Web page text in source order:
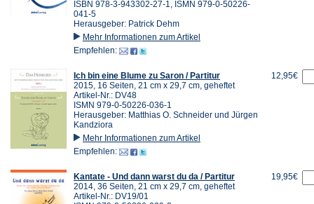
ISBN 978-3-943302-27-1, ISMN 979-0-50226-
041-5
Herausgeber: Patrick Dehm
Mehr Informationen zum Artikel
Empfehlen:
Ich bin eine Blume zu Saron / Partitur
2015, 16 Seiten, 21 cm x 29,7 cm, geheftet
Artikel-Nr.: DV48
ISMN 979-0-50226-036-1
Herausgeber: Matthias O. Schneider und Jürgen
Kandziora
Mehr Informationen zum Artikel
Empfehlen:
12,95€
Kantate - Und dann warst du da / Partitur
2014, 36 Seiten, 21 cm x 29,7 cm, geheftet
Artikel-Nr.: DV19/01
19,95€